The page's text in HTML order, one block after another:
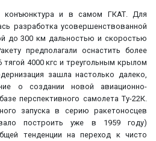
конъюнктура и в самом ГКАТ. Для
разработка усовершенствованной
до 300 км дальностью и скоростью
предполагали оснастить более
4000 кгс и треугольным крылом
зашла настолько далеко,
о создании новой авиационно-
перспективного самолета Ту-22К.
запуска в серию ракетоносцев
построить уже в 1959 году)
тенденции на переход к чисто